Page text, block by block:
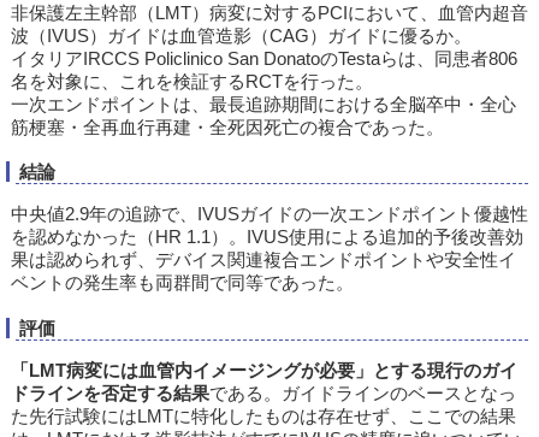
非保護左主幹部（LMT）病変に対するPCIにおいて、血管内超音
波（IVUS）ガイドは血管造影（CAG）ガイドに優るか。
イタリアIRCCS Policlinico San DonatoのTestaらは、同患者806
名を対象に、これを検証するRCTを行った。
一次エンドポイントは、最長追跡期間における全脳卒中・全心
筋梗塞・全再血行再建・全死因死亡の複合であった。
結論
中央値2.9年の追跡で、IVUSガイドの一次エンドポイント優越性
を認めなかった（HR 1.1）。IVUS使用による追加的予後改善効
果は認められず、デバイス関連複合エンドポイントや安全性イ
ベントの発生率も両群間で同等であった。
評価
「LMT病変には血管内イメージングが必要」とする現行のガイ
ドラインを否定する結果である。ガイドラインのベースとなっ
た先行試験にはLMTに特化したものは存在せず、ここでの結果